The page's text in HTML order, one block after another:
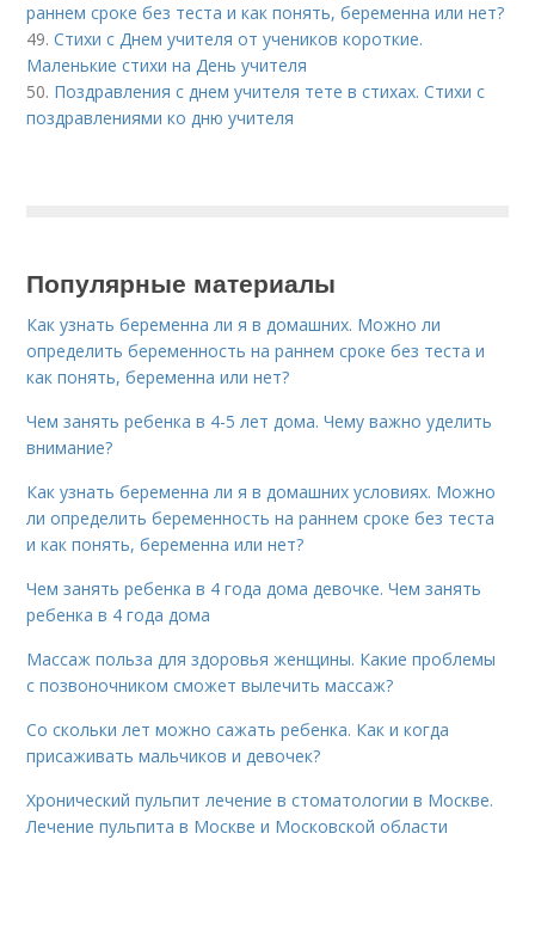
раннем сроке без теста и как понять, беременна или нет?
49.Стихи с Днем учителя от учеников короткие.
Маленькие стихи на День учителя
50. Поздравления с днем учителя тете в стихах. Стихи с
поздравлениями ко дню учителя
Популярные материалы
Как узнать беременна ли я в домашних. Можно ли
определить беременность на раннем сроке без теста и
как понять, беременна или нет?
Чем занять ребенка в 4-5 лет дома. Чему важно уделить
внимание?
Как узнать беременна ли я в домашних условиях. Можно
ли определить беременность на раннем сроке без теста
и как понять, беременна или нет?
Чем занять ребенка в 4 года дома девочке. Чем занять
ребенка в 4 года дома
Массаж польза для здоровья женщины. Какие проблемы
с позвоночником сможет вылечить массаж?
Со скольки лет можно сажать ребенка. Как и когда
присаживать мальчиков и девочек?
Хронический пульпит лечение в стоматологии в Москве.
Лечение пульпита в Москве и Московской области